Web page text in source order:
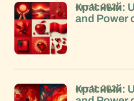
Красный:
and Power
окт 11, 2024
Красный:
окт 11, 2024